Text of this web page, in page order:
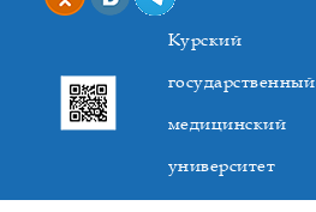
Курский
государственный
медицинский
университет